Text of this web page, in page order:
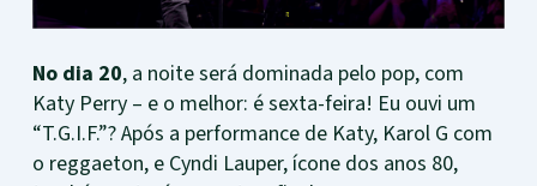
No dia 20, a noite será dominada pelo pop, com
Katy Perry – e o melhor: é sexta-feira! Eu ouvi um
“T.G.I.F.”? Após a performance de Katy, Karol G com
o reggaeton, e Cyndi Lauper, ícone dos anos 80,